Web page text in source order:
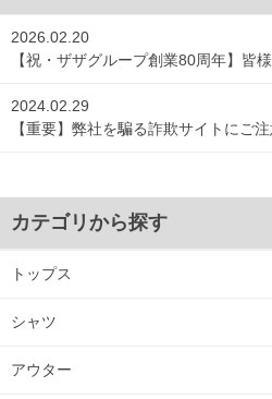
2026.02.20
【祝・ザザグループ創業80周年】皆
2024.02.29
【重要】弊社を騙る詐欺サイトにご
カテゴリから探す
トップス
シャツ
アウター